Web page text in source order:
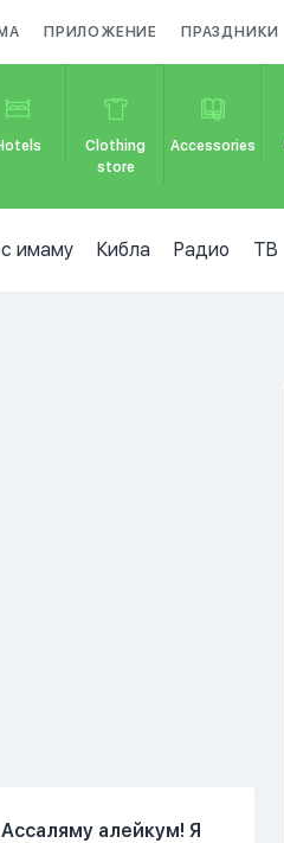
ПРИЛОЖЕНИЕ ПРАЗДНИКИ
Clothing
store
Accessories
имаму Кибла Радио ТВ
Ассаляму алейкум! Я